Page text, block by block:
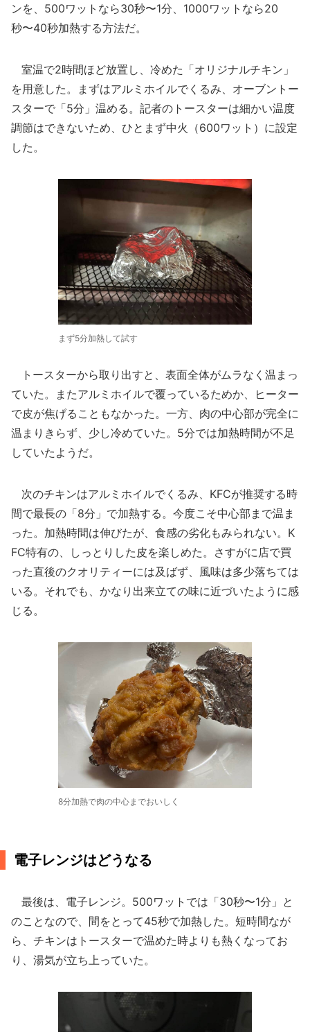
ンを、500ワットなら30秒〜1分、1000ワットなら20
秒〜40秒加熱する方法だ。
室温で2時間ほど放置し、冷めた「オリジナルチキン」
を用意した。まずはアルミホイルでくるみ、オーブントー
スターで「5分」温める。記者のトースターは細かい温度
調節はできないため、ひとまず中火（600ワット）に設定
した。
まず5分加熱して試す
トースターから取り出すと、表面全体がムラなく温まっ
ていた。またアルミホイルで覆っているためか、ヒーター
で皮が焦げることもなかった。一方、肉の中心部が完全に
温まりきらず、少し冷めていた。5分では加熱時間が不足
していたようだ。
次のチキンはアルミホイルでくるみ、KFCが推奨する時
間で最長の「8分」で加熱する。今度こそ中心部まで温ま
った。加熱時間は伸びたが、食感の劣化もみられない。K
FC特有の、しっとりした皮を楽しめた。さすがに店で買
った直後のクオリティーには及ばず、風味は多少落ちては
いる。それでも、かなり出来立ての味に近づいたように感
じる。
8分加熱で肉の中心までおいしく
電子レンジはどうなる
最後は、電子レンジ。500ワットでは「30秒〜1分」と
のことなので、間をとって45秒で加熱した。短時間なが
ら、チキンはトースターで温めた時よりも熱くなってお
り、湯気が立ち上っていた。